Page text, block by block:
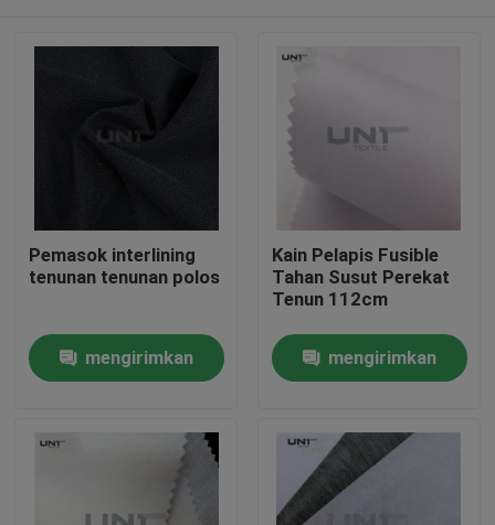
Rumah
Produk
Tentang kami
Pemasok interlining
tenunan tenunan polos
mengirimkan
Kain Pelapis Fusible
Tahan Susut Perekat
Tenun 112cm
mengirimkan